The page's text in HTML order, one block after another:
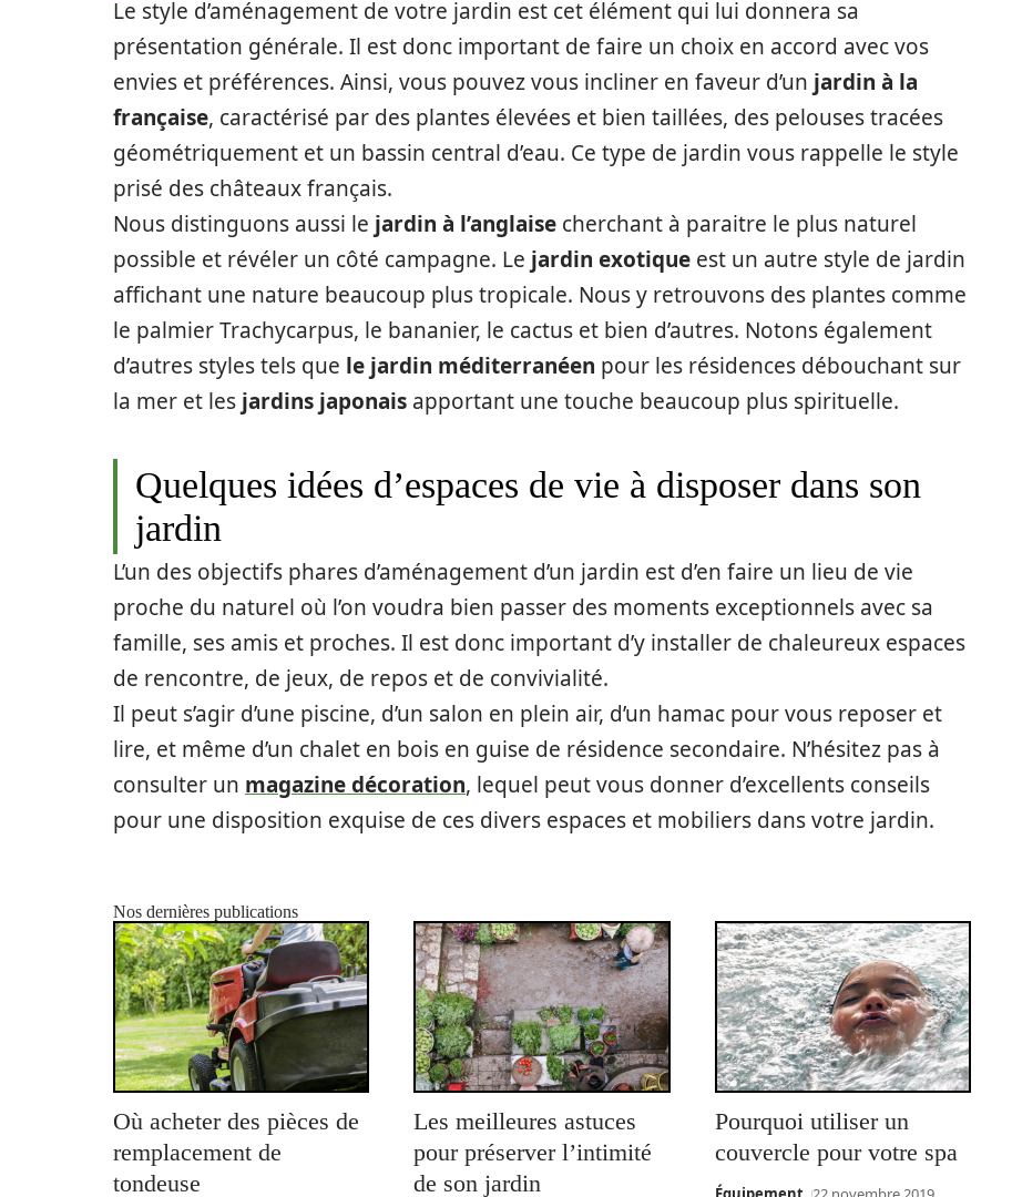
Le style d’aménagement de votre jardin est cet élément qui lui donnera sa
présentation générale. Il est donc important de faire un choix en accord avec vos
envies et préférences. Ainsi, vous pouvez vous incliner en faveur d’un jardin à la
française, caractérisé par des plantes élevées et bien taillées, des pelouses tracées
géométriquement et un bassin central d’eau. Ce type de jardin vous rappelle le style
prisé des châteaux français.
Nous distinguons aussi le jardin à l’anglaise cherchant à paraitre le plus naturel
possible et révéler un côté campagne. Le jardin exotique est un autre style de jardin
affichant une nature beaucoup plus tropicale. Nous y retrouvons des plantes comme
le palmier Trachycarpus, le bananier, le cactus et bien d’autres. Notons également
d’autres styles tels que le jardin méditerranéen pour les résidences débouchant sur
la mer et les jardins japonais apportant une touche beaucoup plus spirituelle.
Quelques idées d’espaces de vie à disposer dans son
jardin
L’un des objectifs phares d’aménagement d’un jardin est d’en faire un lieu de vie
proche du naturel où l’on voudra bien passer des moments exceptionnels avec sa
famille, ses amis et proches. Il est donc important d’y installer de chaleureux espaces
de rencontre, de jeux, de repos et de convivialité.
Il peut s’agir d’une piscine, d’un salon en plein air, d’un hamac pour vous reposer et
lire, et même d’un chalet en bois en guise de résidence secondaire. N’hésitez pas à
consulter un magazine décoration, lequel peut vous donner d’excellents conseils
pour une disposition exquise de ces divers espaces et mobiliers dans votre jardin.
Nos dernières publications
Où acheter des pièces de
remplacement de
tondeuse
Les meilleures astuces
pour préserver l’intimité
de son jardin
Pourquoi utiliser un
couvercle pour votre spa